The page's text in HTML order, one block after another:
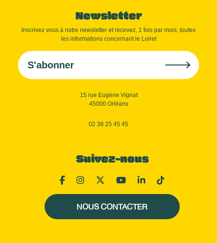
Newsletter
Inscrivez vous à notre newsletter et recevez, 1 fois par mois, toutes
les informations concernant le Loiret
S'abonner
15 rue Eugène Vignat
45000 Orléans
02 38 25 45 45
Suivez-nous
NOUS CONTACTER